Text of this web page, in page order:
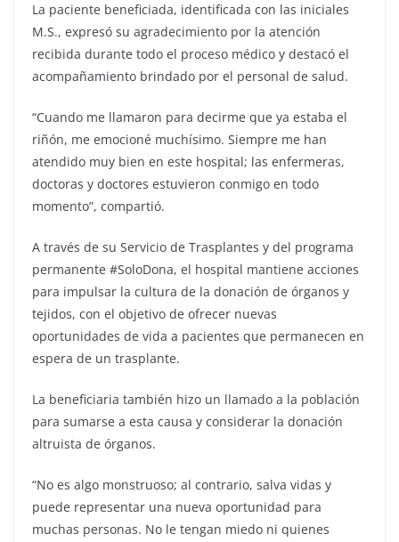
La paciente beneficiada, identificada con las iniciales
M.S., expresó su agradecimiento por la atención
recibida durante todo el proceso médico y destacó el
acompañamiento brindado por el personal de salud.
“Cuando me llamaron para decirme que ya estaba el
riñón, me emocioné muchísimo. Siempre me han
atendido muy bien en este hospital; las enfermeras,
doctoras y doctores estuvieron conmigo en todo
momento”, compartió.
A través de su Servicio de Trasplantes y del programa
permanente #SoloDona, el hospital mantiene acciones
para impulsar la cultura de la donación de órganos y
tejidos, con el objetivo de ofrecer nuevas
oportunidades de vida a pacientes que permanecen en
espera de un trasplante.
La beneficiaria también hizo un llamado a la población
para sumarse a esta causa y considerar la donación
altruista de órganos.
“No es algo monstruoso; al contrario, salva vidas y
puede representar una nueva oportunidad para
muchas personas. No le tengan miedo ni quienes